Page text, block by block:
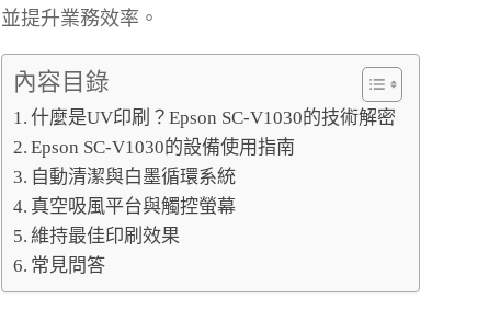
並提升業務效率。
內容目錄
什麼是UV印刷？Epson SC-V1030的技術解密
Epson SC-V1030的設備使用指南
自動清潔與白墨循環系統
真空吸風平台與觸控螢幕
維持最佳印刷效果
常見問答